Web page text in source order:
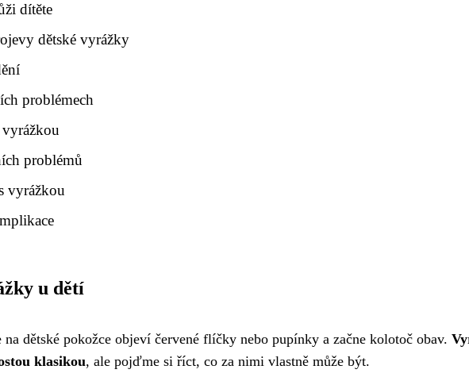
dítěte
dětské vyrážky
problémech
problémů
vyrážkou
u dětí
dětské pokožce objeví červené flíčky nebo pupínky a začne kolotoč obav.
klasikou, ale pojďme si říct, co za nimi vlastně může být.